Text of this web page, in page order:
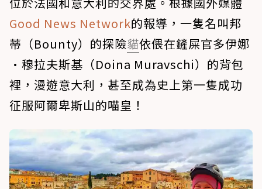
Good News Network的報導，一隻名叫邦
蒂（Bounty）的探險貓依偎在鏟屎官多伊娜
·穆拉夫斯基（Doina Muravschi）的背包
裡，漫遊意大利，甚至成為史上第一隻成功
征服阿爾卑斯山的喵皇！